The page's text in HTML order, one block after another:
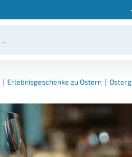
| Erlebnisgeschenke zu Ostern |